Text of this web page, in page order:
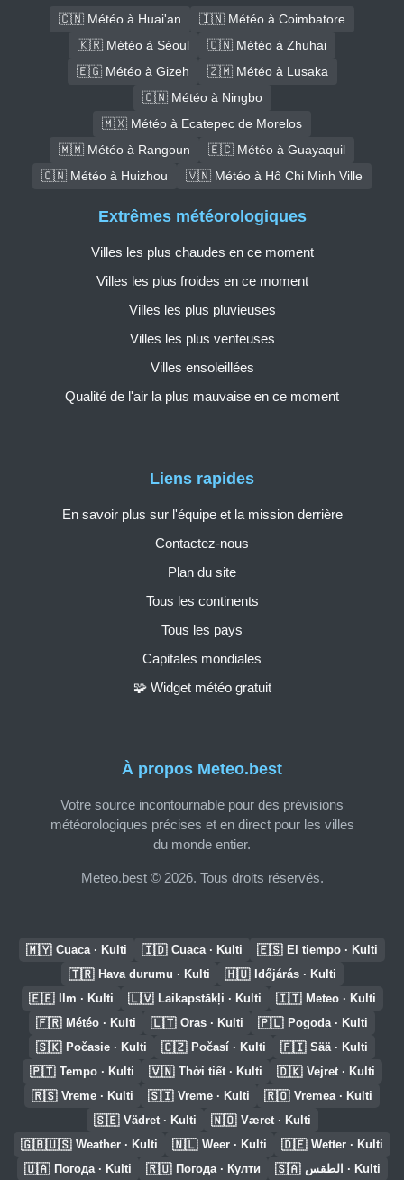
🇨🇳 Météo à Huai'an
🇮🇳 Météo à Coimbatore
🇰🇷 Météo à Séoul
🇨🇳 Météo à Zhuhai
🇪🇬 Météo à Gizeh
🇿🇲 Météo à Lusaka
🇨🇳 Météo à Ningbo
🇲🇽 Météo à Ecatepec de Morelos
🇲🇲 Météo à Rangoun
🇪🇨 Météo à Guayaquil
🇨🇳 Météo à Huizhou
🇻🇳 Météo à Hô Chi Minh Ville
À propos Meteo.best
Votre source incontournable pour des prévisions
météorologiques précises et en direct pour les villes
du monde entier.
Meteo.best © 2026. Tous droits réservés.
Liens rapides
En savoir plus sur l'équipe et la mission derrière
Contactez-nous
Plan du site
Tous les continents
Tous les pays
Capitales mondiales
🧩 Widget météo gratuit
Extrêmes météorologiques
Villes les plus chaudes en ce moment
Villes les plus froides en ce moment
Villes les plus pluvieuses
Villes les plus venteuses
Villes ensoleillées
Qualité de l'air la plus mauvaise en ce moment
🇲🇾 Cuaca · Kulti 🇮🇩 Cuaca · Kulti 🇪🇸 El tiempo · Kulti
🇹🇷 Hava durumu · Kulti 🇭🇺 Időjárás · Kulti
🇪🇪 Ilm · Kulti 🇱🇻 Laikapstākļi · Kulti 🇮🇹 Meteo · Kulti
🇫🇷 Météo · Kulti 🇱🇹 Oras · Kulti 🇵🇱 Pogoda · Kulti
🇸🇰 Počasie · Kulti 🇨🇿 Počasí · Kulti 🇫🇮 Sää · Kulti
🇵🇹 Tempo · Kulti 🇻🇳 Thời tiết · Kulti 🇩🇰 Vejret · Kulti
🇷🇸 Vreme · Kulti 🇸🇮 Vreme · Kulti 🇷🇴 Vremea · Kulti
🇸🇪 Vädret · Kulti 🇳🇴 Været · Kulti
🇬🇧🇺🇸 Weather · Kulti 🇳🇱 Weer · Kulti 🇩🇪 Wetter · Kulti
🇺🇦 Погода · Kulti 🇷🇺 Погода · Култи 🇸🇦 الطقس · Kulti